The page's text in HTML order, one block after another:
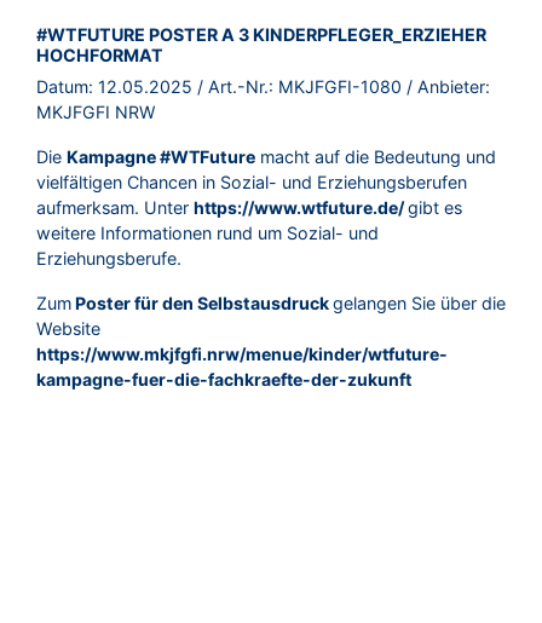
BROSCHÜRE:
#WTFUTURE POSTER A 3 KINDERPFLEGER_ERZIEHER
HOCHFORMAT
Datum: 12.05.2025 / Art.-Nr.: MKJFGFI-1080 / Anbieter:
MKJFGFI NRW
Die Kampagne #WTFuture macht auf die Bedeutung und
vielfältigen Chancen in Sozial- und Erziehungsberufen
aufmerksam. Unter https://www.wtfuture.de/gibt es
weitere Informationen rund um Sozial- und
Erziehungsberufe.
ZumPoster für den Selbstausdruckgelangen Sie über die
Website
https://www.mkjfgfi.nrw/menue/kinder/wtfuture-
kampagne-fuer-die-fachkraefte-der-zukunft